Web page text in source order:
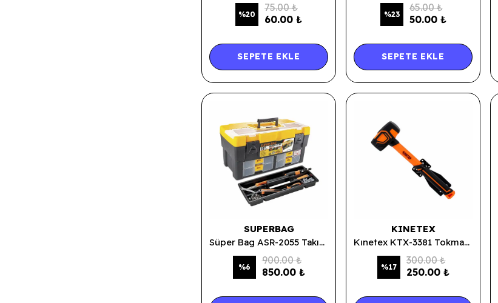
%20
75.00 ₺
60.00 ₺
SEPETE EKLE
%23
65.00 ₺
50.00 ₺
SEPETE EKLE
SUPERBAG
Süper Bag ASR-2055 Takım Çantası Çekmeceli 20 inç 0125
%6
900.00 ₺
850.00 ₺
KINETEX
Kınetex KTX-3381 Tokmak Kauçuklu 250G 0145
%17
300.00 ₺
250.00 ₺